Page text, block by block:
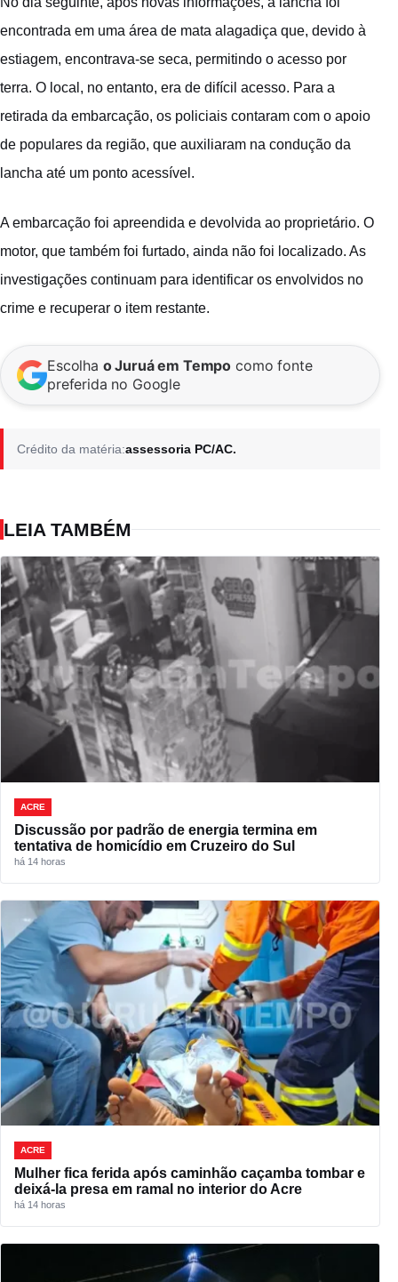
encontrada em uma área de mata alagadiça que, devido à
estiagem, encontrava-se seca, permitindo o acesso por
terra. O local, no entanto, era de difícil acesso. Para a
retirada da embarcação, os policiais contaram com o apoio
de populares da região, que auxiliaram na condução da
lancha até um ponto acessível.
A embarcação foi apreendida e devolvida ao proprietário. O
motor, que também foi furtado, ainda não foi localizado. As
investigações continuam para identificar os envolvidos no
crime e recuperar o item restante.
Escolha o Juruá em Tempo como fonte
preferida no Google
Crédito da matéria:assessoria PC/AC.
LEIA TAMBÉM
ACRE
Discussão por padrão de energia termina em
tentativa de homicídio em Cruzeiro do Sul
há 14 horas
ACRE
Mulher fica ferida após caminhão caçamba tombar e
deixá-la presa em ramal no interior do Acre
há 14 horas